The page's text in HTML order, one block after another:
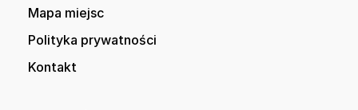
Mapa miejsc
Polityka prywatności
Kontakt